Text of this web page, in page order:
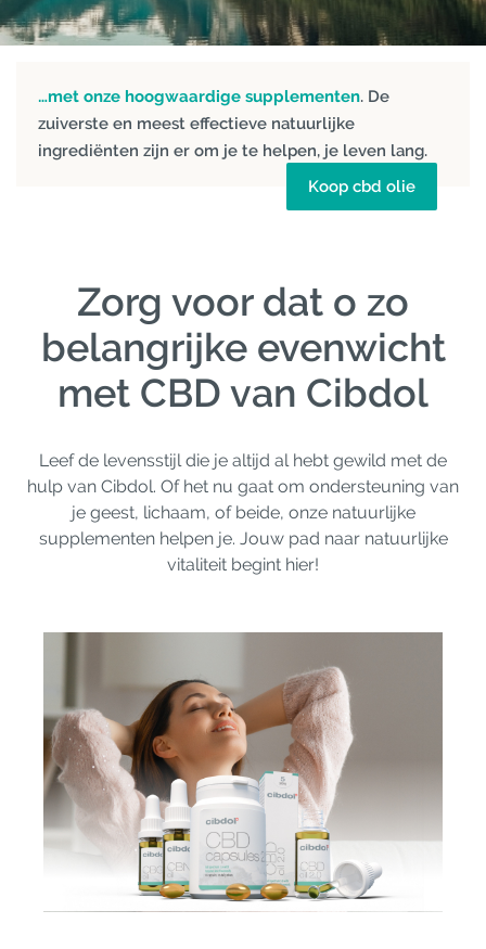
…met onze hoogwaardige supplementen. De
zuiverste en meest effectieve natuurlijke
ingrediënten zijn er om je te helpen, je leven lang.
Koop cbd olie
Zorg voor dat o zo
belangrijke evenwicht
met CBD van Cibdol
Leef de levensstijl die je altijd al hebt gewild met de
hulp van Cibdol. Of het nu gaat om ondersteuning van
je geest, lichaam, of beide, onze natuurlijke
supplementen helpen je. Jouw pad naar natuurlijke
vitaliteit begint hier!